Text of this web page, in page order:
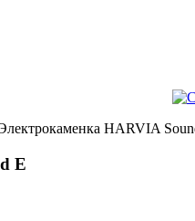
HARVIA
E